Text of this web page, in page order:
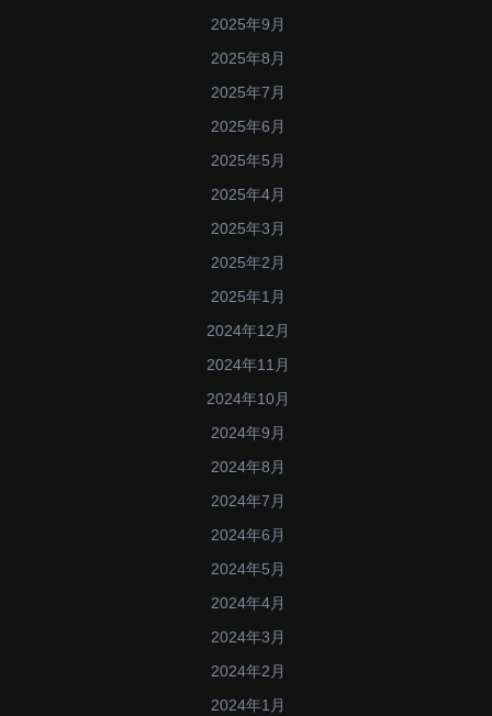
2025年9月
2025年8月
2025年7月
2025年6月
2025年5月
2025年4月
2025年3月
2025年2月
2025年1月
2024年12月
2024年11月
2024年10月
2024年9月
2024年8月
2024年7月
2024年6月
2024年5月
2024年4月
2024年3月
2024年2月
2024年1月